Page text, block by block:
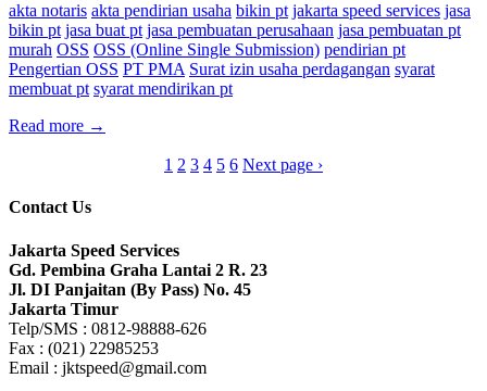
akta notaris akta pendirian usaha bikin pt jakarta speed services jasa
bikin pt jasa buat pt jasa pembuatan perusahaan jasa pembuatan pt
murah OSS OSS (Online Single Submission) pendirian pt
Pengertian OSS PT PMA Surat izin usaha perdagangan syarat
membuat pt syarat mendirikan pt
Read more →
1 2 3 4 5 6 Next page ›
Contact Us
Jakarta Speed Services
Gd. Pembina Graha Lantai 2 R. 23
Jl. DI Panjaitan (By Pass) No. 45
Jakarta Timur
Telp/SMS : 0812-98888-626
Fax : (021) 22985253
Email : jktspeed@gmail.com